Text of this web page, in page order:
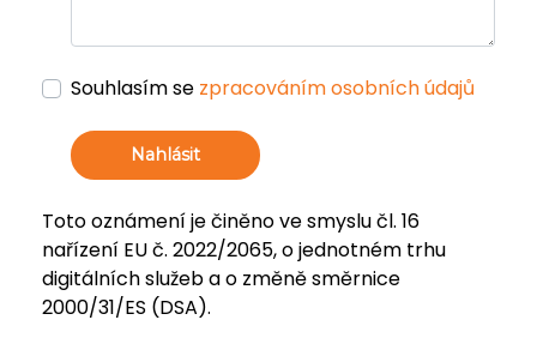
Souhlasím se zpracováním osobních údajů
Nahlásit
Toto oznámení je činěno ve smyslu čl. 16
nařízení EU č. 2022/2065, o jednotném trhu
digitálních služeb a o změně směrnice
2000/31/ES (DSA).